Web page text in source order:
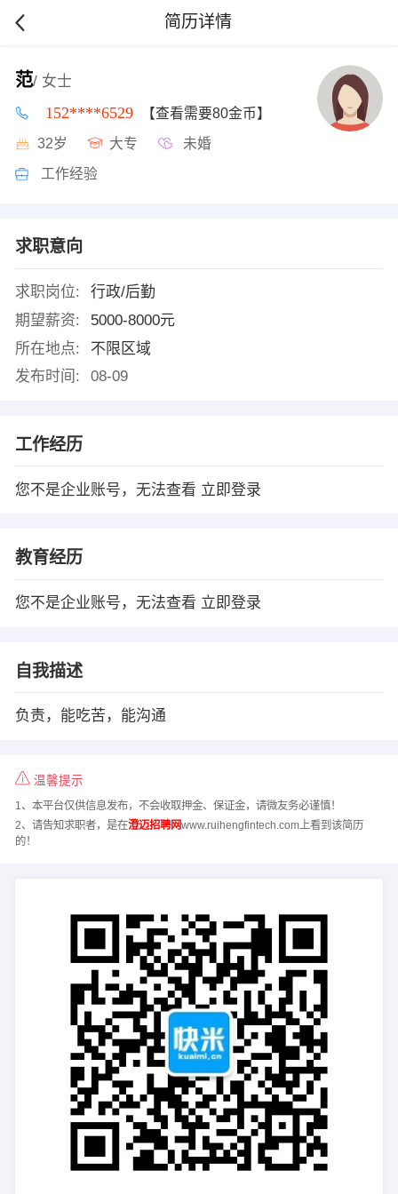
简历详情
范/ 女士
152****6529 【查看需要80金币】
32岁 大专 未婚
工作经验
求职意向
求职岗位:
行政/后勤
期望薪资:
5000-8000元
所在地点:
不限区域
发布时间:
08-09
工作经历
您不是企业账号，无法查看 立即登录
教育经历
您不是企业账号，无法查看 立即登录
自我描述
负责，能吃苦，能沟通
温馨提示
1、本平台仅供信息发布，不会收取押金、保证金，请微友务必谨慎！
2、请告知求职者，是在澄迈招聘网www.ruihengfintech.com上看到该简历
的！